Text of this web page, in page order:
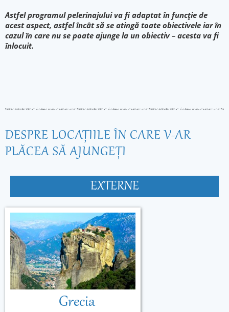
Astfel programul pelerinajului va fi adaptat în funcție de
acest aspect, astfel încât să se atingă toate obiectivele iar în
cazul în care nu se poate ajunge la un obiectiv – acesta va fi
înlocuit.
DESPRE LOCAŢIILE ÎN CARE V-AR
PLĂCEA SĂ AJUNGEŢI
EXTERNE
Grecia